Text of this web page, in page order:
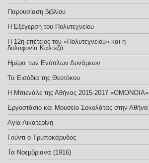
Παρουσίαση βιβλίου
Η Εξέγερση του Πολυτεχνείου
Η 12η επέτειος του «Πολυτεχνείου» και η
δολοφονία Καλτεζά
Ημέρα των Ενόπλων Δυνάμεων
Τα Εισόδια της Θεοτόκου
Η Μπιενάλε της Αθήνας 2015-2017 «ΟΜΟΝΟΙΑ»
Εργοστάσιο και Μουσείο Σοκολάτας στην Αθήνα
Αγία Αικατερίνη
Γούντι ο Τρυποκάρυδος
Τα Νοεμβριανά (1916)